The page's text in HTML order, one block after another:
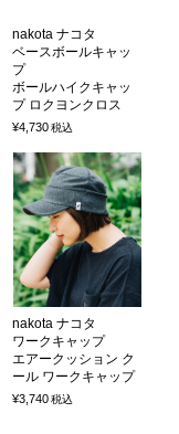
nakota ナコタ
ベースボールキャッ
プ
ボールハイクキャッ
プ ロクヨンクロス
¥4,730税込
nakota ナコタ
ワークキャップ
エアークッション ク
ール ワークキャップ
¥3,740税込